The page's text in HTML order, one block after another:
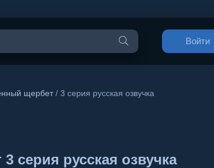
Войти
щербет/ 3 серия русская озвучка
серия русская озвучка